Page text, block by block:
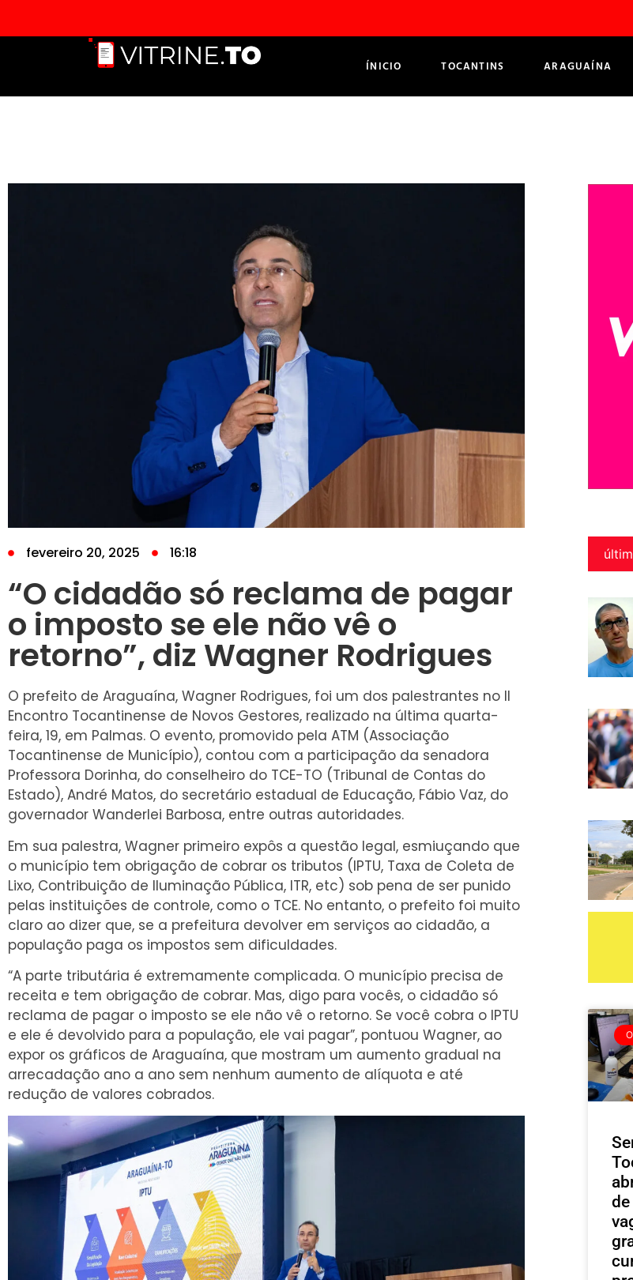
ÍNICIO TOCANTINS ARAGUAÍNA
fevereiro 20, 2025 16:18
“O cidadão só reclama de pagar
o imposto se ele não vê o
retorno”, diz Wagner Rodrigues
O prefeito de Araguaína, Wagner Rodrigues, foi um dos palestrantes no II
Encontro Tocantinense de Novos Gestores, realizado na última quarta-
feira, 19, em Palmas. O evento, promovido pela ATM (Associação
Tocantinense de Município), contou com a participação da senadora
Professora Dorinha, do conselheiro do TCE-TO (Tribunal de Contas do
Estado), André Matos, do secretário estadual de Educação, Fábio Vaz, do
governador Wanderlei Barbosa, entre outras autoridades.
Em sua palestra, Wagner primeiro expôs a questão legal, esmiuçando que
o município tem obrigação de cobrar os tributos (IPTU, Taxa de Coleta de
Lixo, Contribuição de Iluminação Pública, ITR, etc) sob pena de ser punido
pelas instituições de controle, como o TCE. No entanto, o prefeito foi muito
claro ao dizer que, se a prefeitura devolver em serviços ao cidadão, a
população paga os impostos sem dificuldades.
“A parte tributária é extremamente complicada. O município precisa de
receita e tem obrigação de cobrar. Mas, digo para vocês, o cidadão só
reclama de pagar o imposto se ele não vê o retorno. Se você cobra o IPTU
e ele é devolvido para a população, ele vai pagar”, pontuou Wagner, ao
expor os gráficos de Araguaína, que mostram um aumento gradual na
arrecadação ano a ano sem nenhum aumento de alíquota e até
redução de valores cobrados.